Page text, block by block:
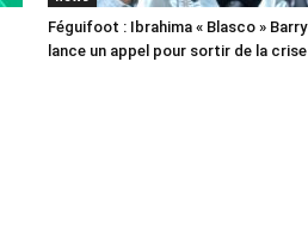
Féguifoot : Ibrahima « Blasco » Barry
lance un appel pour sortir de la crise